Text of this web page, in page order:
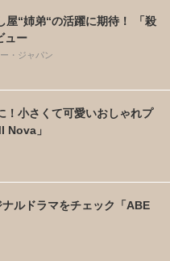
屋“姉弟“の活躍に期待！ 「殺
ュー
・ジャパン
！小さくて可愛いおしゃれプ
Nova」
ルドラマをチェック「ABE